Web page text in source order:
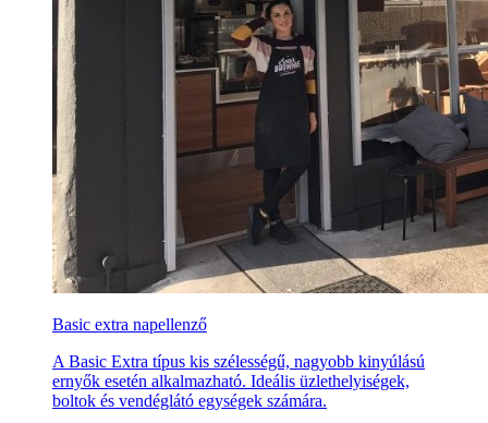
Basic extra napellenző
A Basic Extra típus kis szélességű, nagyobb kinyúlású
ernyők esetén alkalmazható. Ideális üzlethelyiségek,
boltok és vendéglátó egységek számára.